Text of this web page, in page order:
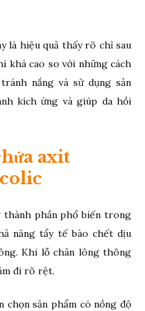
là hiệu quả thấy rõ chỉ sau
khá cao so với những cách
nắng và sử dụng sản
kích ứng và giúp da hồi
axit
thành phần phổ biến trong
năng tẩy tế bào chết dịu
Khi lỗ chân lông thông
đi rõ rệt.
chọn sản phẩm có nồng độ